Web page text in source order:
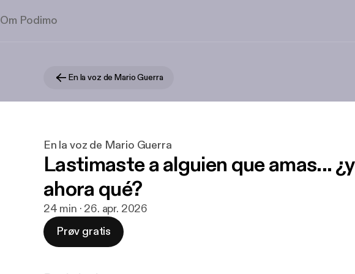
Om Podimo
En la voz de Mario Guerra
En la voz de Mario Guerra
Lastimaste a alguien que amas... ¿y
ahora qué?
24 min · 26. apr. 2026
Prøv gratis